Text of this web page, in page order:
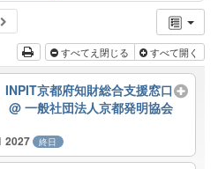
すべてえ閉じる すべて開く
INPIT京都府知財総合支援窓口
@ 一般社団法人京都発明協会
2027 終日